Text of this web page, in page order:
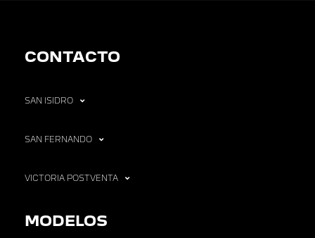
CONTACTO
SAN ISIDRO
SAN FERNANDO
VICTORIA POSTVENTA
MODELOS